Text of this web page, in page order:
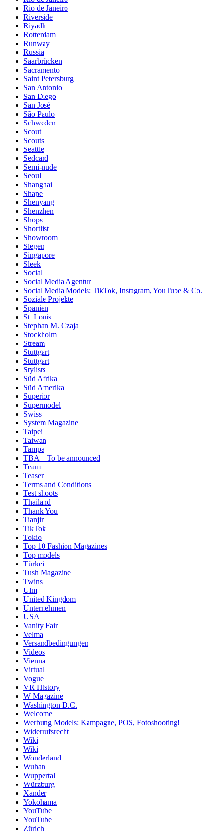
Rio de Janeiro
Riverside
Riyadh
Rotterdam
Runway
Russia
Saarbrücken
Sacramento
Saint Petersburg
San Antonio
San Diego
San José
São Paulo
Schweden
Scout
Scouts
Seattle
Sedcard
Semi-nude
Seoul
Shanghai
Shape
Shenyang
Shenzhen
Shops
Shortlist
Showroom
Siegen
Singapore
Sleek
Social
Social Media Agentur
Social Media Models: TikTok, Instagram, YouTube & Co.
Soziale Projekte
Spanien
St. Louis
Stephan M. Czaja
Stockholm
Stream
Stuttgart
Stuttgart
Stylists
Süd Afrika
Süd Amerika
Superior
Supermodel
Swiss
System Magazine
Taipei
Taiwan
Tampa
TBA – To be announced
Team
Teaser
Terms and Conditions
Test shoots
Thailand
Thank You
Tianjin
TikTok
Tokio
Top 10 Fashion Magazines
Top models
Türkei
Tush Magazine
Twins
Ulm
United Kingdom
Unternehmen
USA
Vanity Fair
Velma
Versandbedingungen
Videos
Vienna
Virtual
Vogue
VR History
W Magazine
Washington D.C.
Welcome
Werbung Models: Kampagne, POS, Fotoshooting!
Widerrufsrecht
Wiki
Wiki
Wonderland
Wuhan
Wuppertal
Würzburg
Xander
Yokohama
YouTube
YouTube
Zürich